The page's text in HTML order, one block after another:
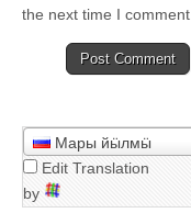
the next time I comment
Мары йӹлмӹ
Edit Translation
by